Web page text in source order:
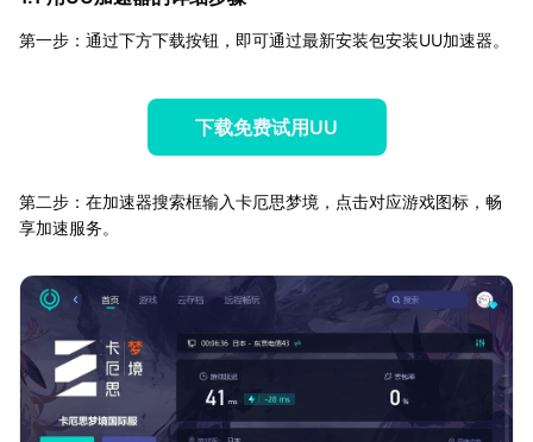
第一步：通过下方下载按钮，即可通过最新安装包安装UU加速器。
下载免费试用UU
第二步：在加速器搜索框输入卡厄思梦境，点击对应游戏图标，畅
享加速服务。